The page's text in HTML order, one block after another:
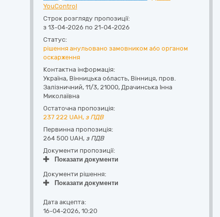
YouControl
Строк розгляду пропозиції:
з 13-04-2026 по 21-04-2026
Статус:
рішення анульовано замовником або органом
оскарження
Контактна інформація:
Україна, Вінницька область, Вінниця, пров.
Залізничний, 11/3, 21000, Драчинська Інна
Миколаївна
Остаточна пропозиція:
237 222 UAH, з ПДВ
Первинна пропозиція:
264 500 UAH, з ПДВ
Документи пропозиції:
Показати документи
Документи рішення:
Показати документи
Дата акцепта:
16-04-2026, 10:20